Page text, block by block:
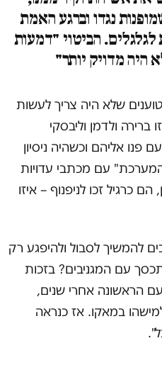
נגדו וברגע האמת
הביטוי "דמעות
היה מדויק יותר"
שלא היה צריך לעשות
ולדמן וליבסקי
אליהם וכשהיה ניסיון
עם מכתבי עדויות
כרגיל זכו לניפנוף – איזו
להמשיך לסבול ולהיפגע רק
עם המגניבים? בזכות
הראשונה אחרי שנים,
במאקו. אז כנראה